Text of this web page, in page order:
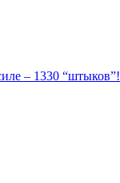
– 1330 “штыков”!